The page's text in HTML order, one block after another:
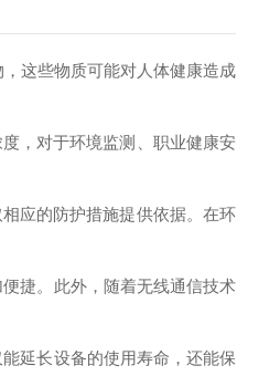
这些物质可能对人体健康造成
，对于环境监测、职业健康安
应的防护措施提供依据。在环
捷。此外，随着无线通信技术
延长设备的使用寿命，还能保